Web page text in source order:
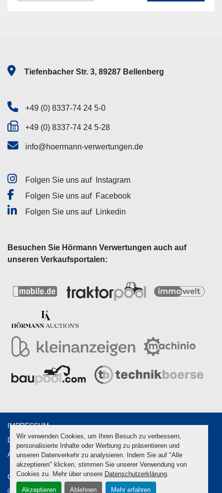
Wir verwenden Cookies, um Ihren Besuch zu verbessern,
personalisierte Inhalte oder Werbung zu präsentieren und
unseren Datenverkehr zu analysieren. Indem Sie auf "Alle
akzeptieren" klicken, stimmen Sie unserer Verwendung von
Cookies zu. Mehr über unsere Datenschutzerklärung.
Akzeptieren Ablehnen Mehr erfahren
Tiefenbacher Str. 3, 89287 Bellenberg
+49 (0) 8337-74 24 5-0
+49 (0) 8337-74 24 5-28
info@hoermann-verwertungen.de
Folgen Sie uns auf
Instagram
Folgen Sie uns auf Facebook
Folgen Sie uns auf
Linkedin
Besuchen Sie Hörmann Verwertungen auch auf
unseren Verkaufsportalen:
Cookie-Einstellungen
© Copyright 2026 Hörmann Verwertungen GmbH & Co. KG
IMPRESSUM
DATENSCHUTZ
AGB